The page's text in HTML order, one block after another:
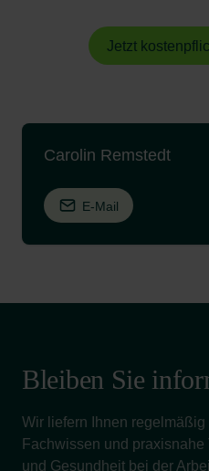
Jetzt
Carolin Remstedt
E-Mail
Bleiben Sie
Wir liefern Ihnen
Fachwissen und
und Gesundheit bei der